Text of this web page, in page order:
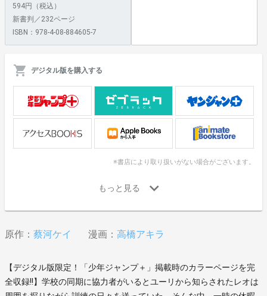
594円（税込）
新書判／232ページ
ISBN：978-4-08-884605-7
デジタル版を購入する
※書店により取り扱いがない場合がございます。
原作： 蔡河ケイ 漫画： 高橋アキラ
【デジタル版限定！「少年ジャンプ＋」掲載時のカラーページを完
全収録!!】学校の同期に協力者がいるとユーリから知らされたレオは